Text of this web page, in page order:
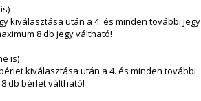
kiválasztása után a 4. és minden további jegy
8 db jegy váltható!
is)
kiválasztása után a 4. és minden további
db bérlet váltható!